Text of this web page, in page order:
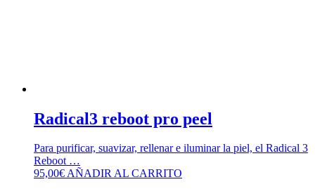
Radical3 reboot pro peel
Para purificar, suavizar, rellenar e iluminar la piel, el Radical 3
Reboot …
95,00€AÑADIR AL CARRITO